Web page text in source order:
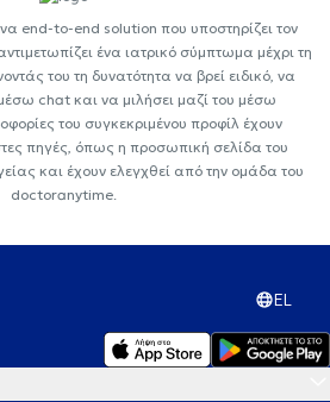
end-to-end solution που υποστηρίζει τον
ένα ιατρικό σύμπτωμα μέχρι τη
του τη δυνατότητα να βρεί ειδικό, να
chat και να μιλήσει μαζί του μέσω
του συγκεκριμένου προφίλ έχουν
πηγές, όπως η προσωπική σελίδα του
και έχουν ελεγχθεί από την ομάδα του
doctoranytime.
EL